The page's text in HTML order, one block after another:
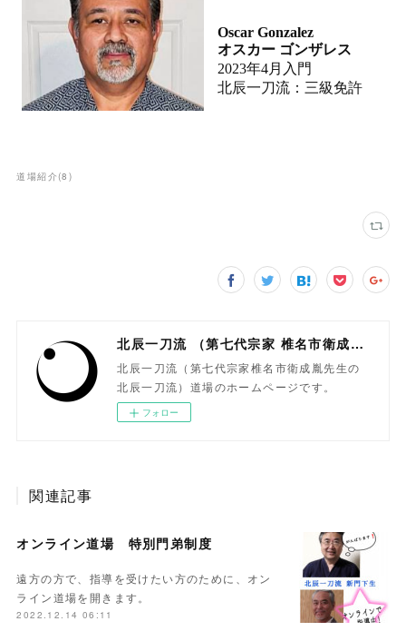
道場紹介(8 )
北辰一刀流 （第七代宗家 椎名市衛成胤）
北辰一刀流（第七代宗家椎名市衛成胤先生の
北辰一刀流）道場のホームページです。
フォロー
関連記事
オンライン道場 特別門弟制度
遠方の方で、指導を受けたい方のために、オン
ライン道場を開きます。
2022.12.14 06:11